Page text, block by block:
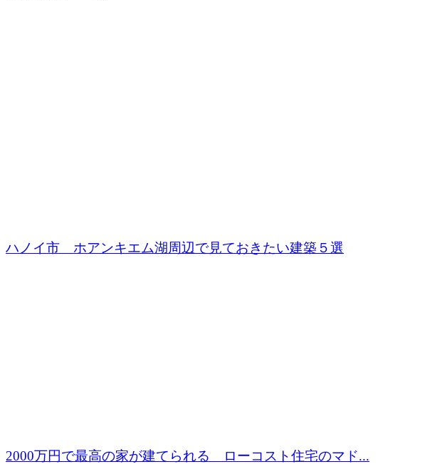
ハノイ市 ホアンキエム湖周辺で見ておきたい建築５選
2000万円で最高の家が建てられる ローコスト住宅のマド...